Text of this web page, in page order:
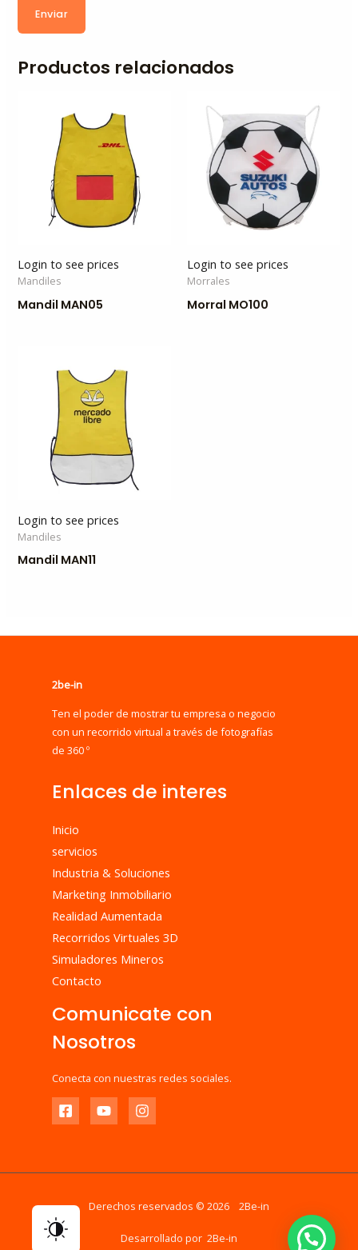
Enviar
Productos relacionados
Login to see prices
Mandiles
Mandil MAN05
Login to see prices
Morrales
Morral MO100
Login to see prices
Mandiles
Mandil MAN11
2be-in
Ten el poder de mostrar tu empresa o negocio
con un recorrido virtual a través de fotografías
de 360 º
Enlaces de interes
Inicio
servicios
Industria & Soluciones
Marketing Inmobiliario
Realidad Aumentada
Recorridos Virtuales 3D
Simuladores Mineros
Contacto
Comunicate con
Nosotros
Conecta con nuestras redes sociales.
Derechos reservados © 2026 2Be-in
Desarrollado por 2Be-in